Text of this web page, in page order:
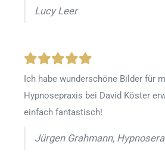
Lucy Leer
Ich habe wunderschöne Bilder für
Hypnosepraxis bei David Köster
einfach fantastisch!
Jürgen Grahmann,